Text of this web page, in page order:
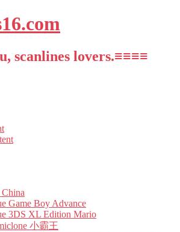
scanlines lovers.≡≡≡≡
Game Boy Advance
3DS XL Edition Mario
小霸王